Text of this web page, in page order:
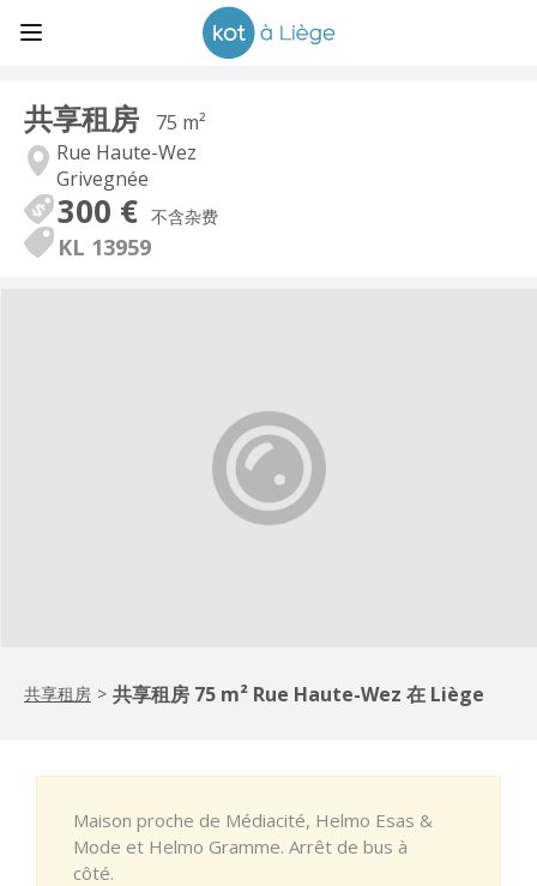
共享租房
75 m²
Rue Haute-Wez
Grivegnée
300 € 不含杂费
KL 13959
共享租房 > 共享租房 75 m² Rue Haute-Wez 在 Liège
Maison proche de Médiacité, Helmo Esas &
Mode et Helmo Gramme. Arrêt de bus à
côté.